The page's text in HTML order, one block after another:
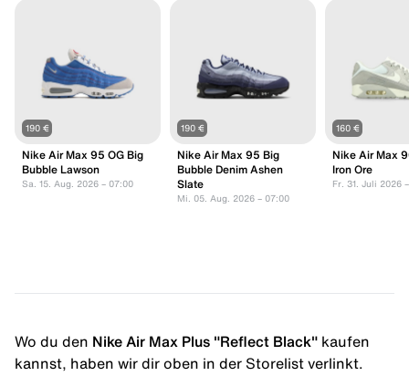
190 €
Nike Air Max 95 OG Big
Bubble Lawson
Sa. 15. Aug. 2026 – 07:00
190 €
Nike Air Max 95 Big
Bubble Denim Ashen
Slate
Mi. 05. Aug. 2026 – 07:00
160 €
Nike Air Max
Iron Ore
Fr. 31. Juli 2026
Wo du den Nike Air Max Plus "Reflect Black" kaufen
kannst, haben wir dir oben in der Storelist verlinkt.